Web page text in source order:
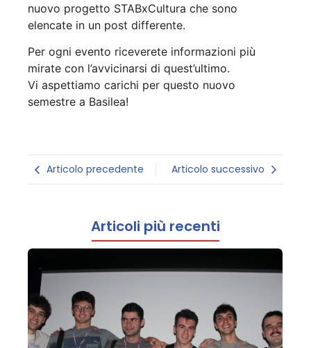
nuovo progetto STABxCultura che sono
elencate in un post differente.
Per ogni evento riceverete informazioni più
mirate con l’avvicinarsi di quest’ultimo.
Vi aspettiamo carichi per questo nuovo
semestre a Basilea!
Articolo precedente Articolo successivo
Articoli più recenti